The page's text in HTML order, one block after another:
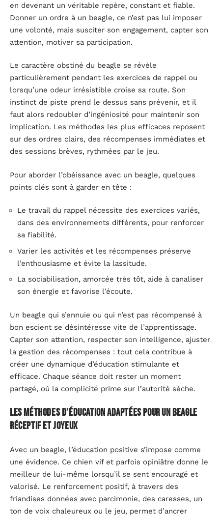
en devenant un véritable repère, constant et fiable.
Donner un ordre à un beagle, ce n’est pas lui imposer
une volonté, mais susciter son engagement, capter son
attention, motiver sa participation.
Le caractère obstiné du beagle se révèle
particulièrement pendant les exercices de rappel ou
lorsqu’une odeur irrésistible croise sa route. Son
instinct de piste prend le dessus sans prévenir, et il
faut alors redoubler d’ingéniosité pour maintenir son
implication. Les méthodes les plus efficaces reposent
sur des ordres clairs, des récompenses immédiates et
des sessions brèves, rythmées par le jeu.
Pour aborder l’obéissance avec un beagle, quelques
points clés sont à garder en tête :
Le travail du rappel nécessite des exercices variés,
dans des environnements différents, pour renforcer
sa fiabilité.
Varier les activités et les récompenses préserve
l’enthousiasme et évite la lassitude.
La sociabilisation, amorcée très tôt, aide à canaliser
son énergie et favorise l’écoute.
Un beagle qui s’ennuie ou qui n’est pas récompensé à
bon escient se désintéresse vite de l’apprentissage.
Capter son attention, respecter son intelligence, ajuster
la gestion des récompenses : tout cela contribue à
créer une dynamique d’éducation stimulante et
efficace. Chaque séance doit rester un moment
partagé, où la complicité prime sur l’autorité sèche.
Les méthodes d’éducation adaptées pour un beagle
réceptif et joyeux
Avec un beagle, l’éducation positive s’impose comme
une évidence. Ce chien vif et parfois opiniâtre donne le
meilleur de lui-même lorsqu’il se sent encouragé et
valorisé. Le renforcement positif, à travers des
friandises données avec parcimonie, des caresses, un
ton de voix chaleureux ou le jeu, permet d’ancrer